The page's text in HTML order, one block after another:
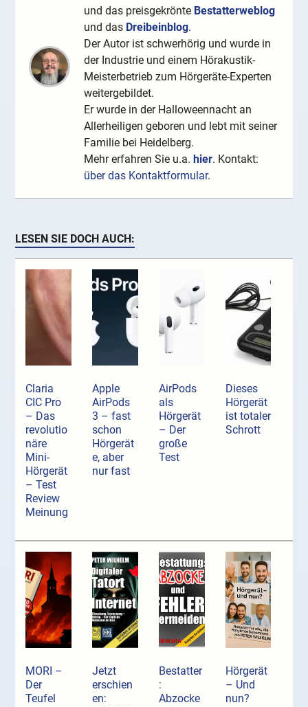
und das preisgekrönte Bestatterweblog
und das Dreibeinblog.
Der Autor ist schwerhörig und wurde in
der Industrie und einem Hörakustik-
Meisterbetrieb zum Hörgeräte-Experten
weitergebildet.
Er wurde in der Halloweennacht an
Allerheiligen geboren und lebt mit seiner
Familie bei Heidelberg.
Mehr erfahren Sie u.a.hier. Kontakt:
über das Kontaktformular.
LESEN SIE DOCH AUCH:
Claria
CIC Pro
– Das
revolutio
näre
Mini-
Hörgerät
– Test
Review
Meinung
Apple
AirPods
3 – fast
schon
Hörgerät
e, aber
nur fast
AirPods
als
Hörgerät
– Der
große
Test
Dieses
Hörgerät
ist totaler
Schrott
MORI –
Der
Teufel
Jetzt
erschien
en:
Bestatter
:
Abzocke
Hörgerät
– Und
nun?